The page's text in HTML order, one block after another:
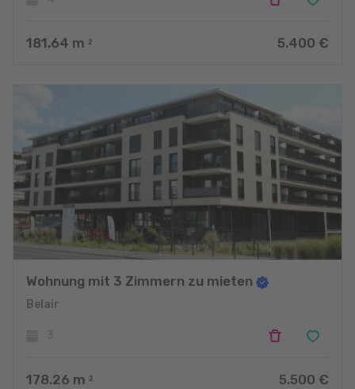
181.64 m 2 5.400 €
Wohnung mit 3 Zimmern zu mieten
Belair
178.26 m 2 5.500 €